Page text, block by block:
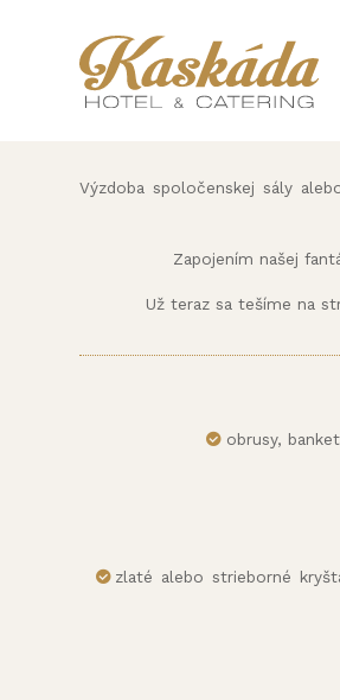
Výzdoba spoločenskej sály
Zapojením našej
Už teraz sa tešíme na
obrusy,
zlaté alebo strieborné